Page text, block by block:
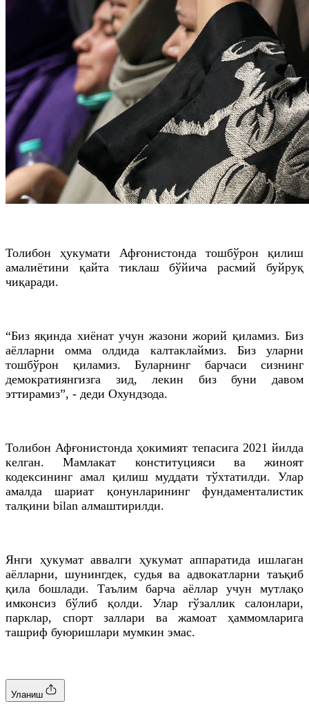
Толибон ҳукумати Афғонистонда тошбўрон қилиш
амалиётини қайта тиклаш бўйича расмий буйруқ
чиқаради.
“Биз яқинда хиёнат учун жазони жорий қиламиз. Биз
аёлларни омма олдида калтаклаймиз. Биз уларни
тошбўрон қиламиз. Буларнинг барчаси сизнинг
демократиянгизга зид, лекин биз буни давом
эттирамиз”, - деди Охундзода.
Толибон Афғонистонда ҳокимият тепасига 2021 йилда
келган. Мамлакат конституцияси ва жиноят
кодексининг амал қилиш муддати тўхтатилди. Улар
амалда шариат қонунларининг фундаменталистик
талқини bilan алмаштирилди.
Янги ҳукумат аввалги ҳукумат аппаратида ишлаган
аёлларни, шунингдек, судья ва адвокатларни таъқиб
қила бошлади. Таълим барча аёллар учун мутлақо
имконсиз бўлиб қолди. Улар гўзаллик салонлари,
парклар, спорт заллари ва жамоат ҳаммомларига
ташриф буюришлари мумкин эмас.
Уланиш